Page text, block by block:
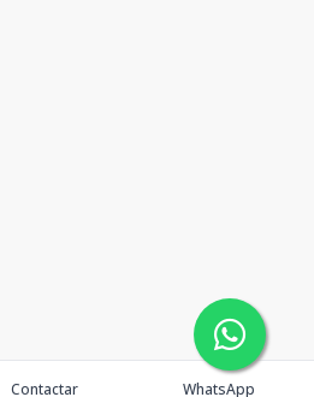
Contactar WhatsApp